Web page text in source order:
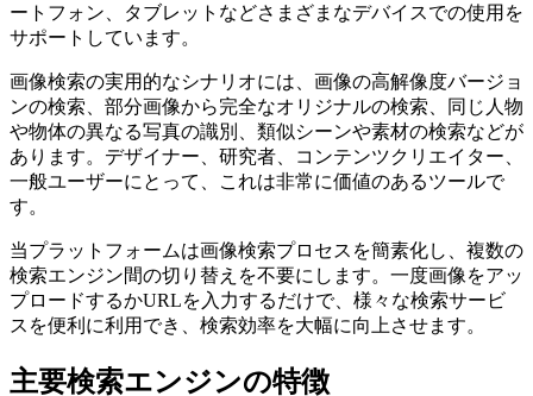
ートフォン、タブレットなどさまざまなデバイスでの使用を
サポートしています。
画像検索の実用的なシナリオには、画像の高解像度バージョ
ンの検索、部分画像から完全なオリジナルの検索、同じ人物
や物体の異なる写真の識別、類似シーンや素材の検索などが
あります。デザイナー、研究者、コンテンツクリエイター、
一般ユーザーにとって、これは非常に価値のあるツールで
す。
当プラットフォームは画像検索プロセスを簡素化し、複数の
検索エンジン間の切り替えを不要にします。一度画像をアッ
プロードするかURLを入力するだけで、様々な検索サービ
スを便利に利用でき、検索効率を大幅に向上させます。
主要検索エンジンの特徴